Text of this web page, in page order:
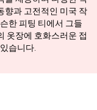
향과 고전적인 미국 작
한 피팅 티에서 그들
옷장에 호화스러운 접
습니다.